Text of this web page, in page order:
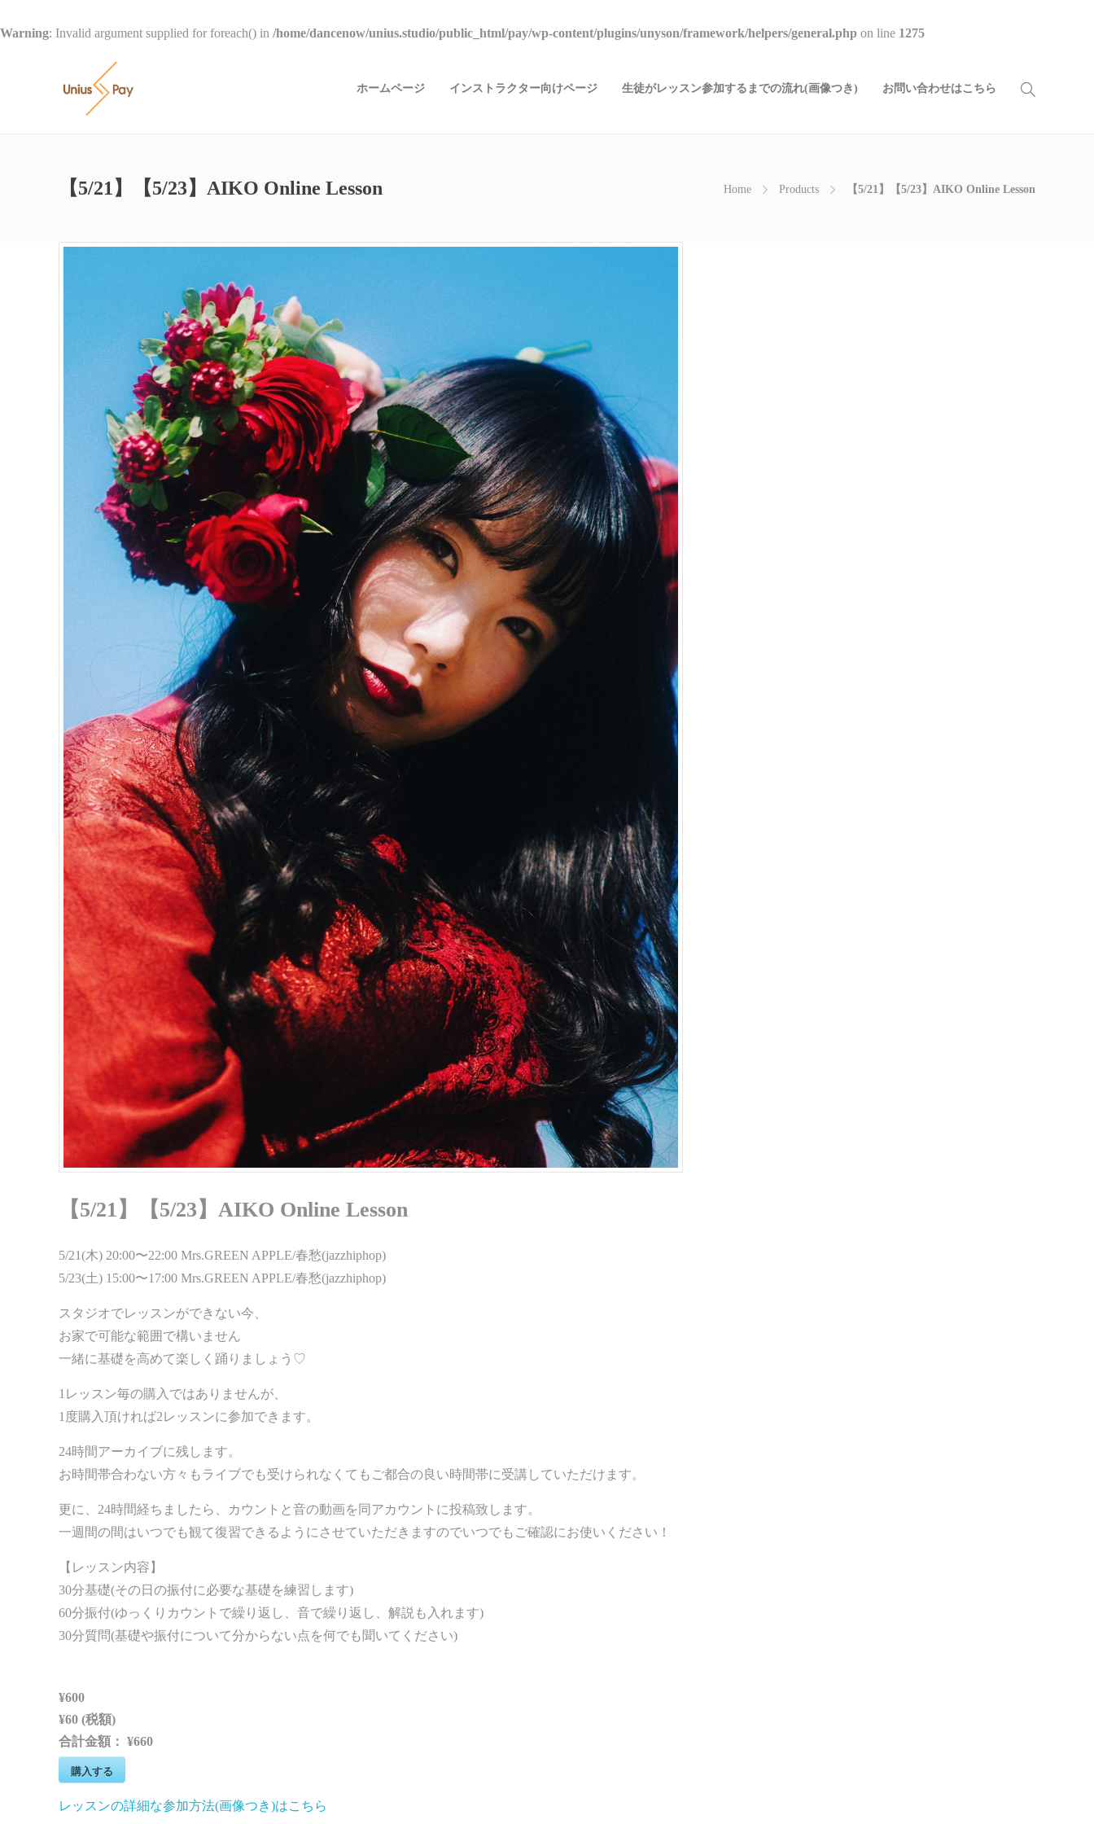
Warning: Invalid argument supplied for foreach() in /home/dancenow/unius.studio/public_html/pay/wp-content/plugins/unyson/framework/helpers/general.php on line 1275
ホームページ インストラクター向けページ 生徒がレッスン参加するまでの流れ(画像つき) お問い合わせはこちら
【5/21】【5/23】AIKO Online Lesson Home Products 【5/21】【5/23】AIKO Online Lesson
【5/21】【5/23】AIKO Online Lesson
5/21(木) 20:00〜22:00 Mrs.GREEN APPLE/春愁(jazzhiphop)
5/23(土) 15:00〜17:00 Mrs.GREEN APPLE/春愁(jazzhiphop)
スタジオでレッスンができない今、
お家で可能な範囲で構いません
一緒に基礎を高めて楽しく踊りましょう♡
1レッスン毎の購入ではありませんが、
1度購入頂ければ2レッスンに参加できます。
24時間アーカイブに残します。
お時間帯合わない方々もライブでも受けられなくてもご都合の良い時間帯に受講していただけます。
更に、24時間経ちましたら、カウントと音の動画を同アカウントに投稿致します。
一週間の間はいつでも観て復習できるようにさせていただきますのでいつでもご確認にお使いください！
【レッスン内容】
30分基礎(その日の振付に必要な基礎を練習します)
60分振付(ゆっくりカウントで繰り返し、音で繰り返し、解説も入れます)
30分質問(基礎や振付について分からない点を何でも聞いてください)
¥600
¥60 (税額)
合計金額： ¥660
購入する
レッスンの詳細な参加方法(画像つき)はこちら